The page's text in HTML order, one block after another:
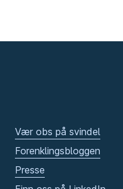
Vær obs på svindel
Forenklingsbloggen
Presse